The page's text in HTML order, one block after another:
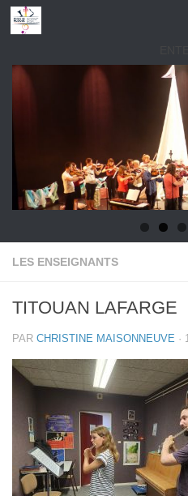
Skip to content
LES ENSEIGNANTS
TITOUAN LAFARGE
PAR CHRISTINE MAISONNEUVE ·